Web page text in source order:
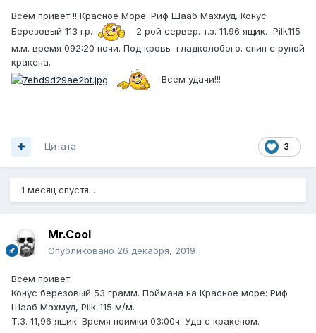
Всем привет !! Красное Море. Риф Шааб Махмуд. Конус
Берёзовый 113 гр.
2 рой сервер. т.з. 11.96 ящик. Pilk115
м.м. время 092:20 ночи. Под кровь гладколобого. спин с руной
кракена.
Всем удачи!!!
3
Цитата
1 месяц спустя...
Mr.Cool
Опубликовано 26 декабря, 2019
Всем привет.
Конус березовый 53 грамм. Поймана на Красное море: Риф
Шааб Махмуд, Pilk-115 м/м.
Т.З. 11,96 ящик. Время поимки 03:00ч. Уда с кракеном.